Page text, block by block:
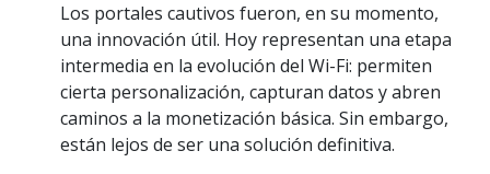
Los portales cautivos fueron, en su momento,
una innovación útil. Hoy representan una etapa
intermedia en la evolución del Wi-Fi: permiten
cierta personalización, capturan datos y abren
caminos a la monetización básica. Sin embargo,
están lejos de ser una solución definitiva.